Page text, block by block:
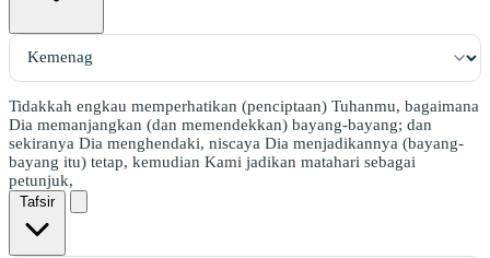
Tidakkah engkau memperhatikan (penciptaan) Tuhanmu, bagaimana
Dia memanjangkan (dan memendekkan) bayang-bayang; dan
sekiranya Dia menghendaki, niscaya Dia menjadikannya (bayang-
bayang itu) tetap, kemudian Kami jadikan matahari sebagai
petunjuk,
Tafsir